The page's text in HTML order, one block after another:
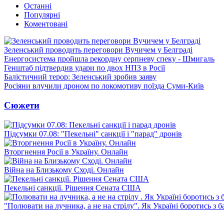
Останні
Популярні
Коментовані
Зеленський проводить переговори Вучичем у Белграді
Енергосистема пройшла рекордну серпневу спеку - Шмигаль
Генштаб підтвердив удари по двох НПЗ в Росії
Балістичний терор: Зеленський зробив заяву
Росіяни влучили дроном по локомотиву поїзда Суми-Київ
Сюжети
Підсумки 07.08: "Пекельні" санкції і "парад" дронів
Вторгнення Росії в Україну. Онлайн
Війна на Близькому Сході. Онлайн
Пекельні санкції. Рішення Сената США
"Полювати на лучника, а не на стрілу". Як Україні боротись з